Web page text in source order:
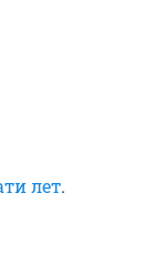
лет.